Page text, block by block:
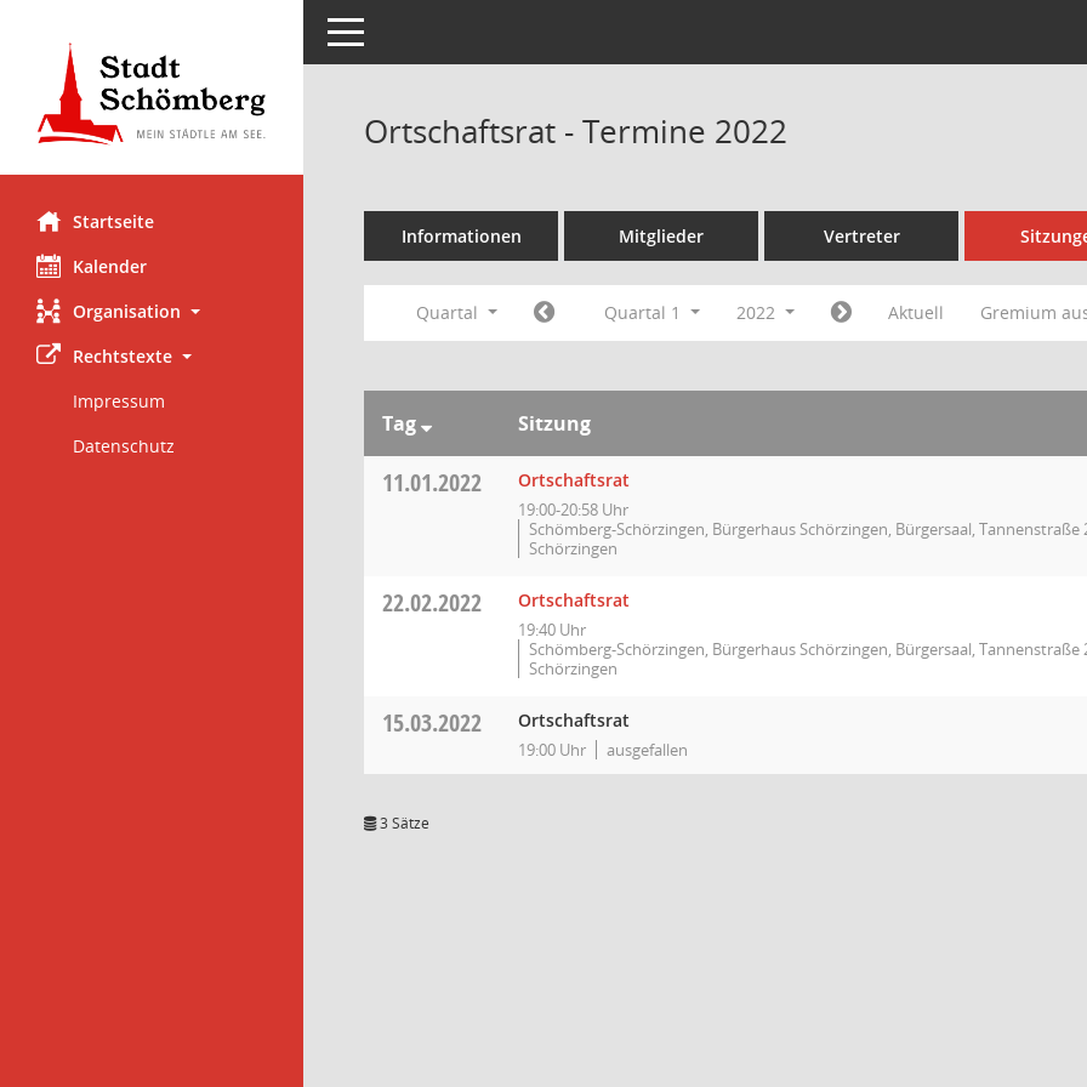
Startseite
Kalender
Organisation
Rechtstexte
Impressum
Datenschutz
Toggle navigation
Ortschaftsrat - Termine 2022
Informationen Mitglieder Vertreter
Quartal Quartal 1 2022 Aktuell Gremium
Tag Sitzung
11.01.2022 Ortschaftsrat
19:00-20:58 Uhr
Schömberg-Schörzingen, Bürgerhaus Schörzingen, Bürgersaal, Tannenstraße
Schörzingen
22.02.2022 Ortschaftsrat
19:40 Uhr
Schömberg-Schörzingen, Bürgerhaus Schörzingen, Bürgersaal, Tannenstraße
Schörzingen
15.03.2022 Ortschaftsrat
19:00 Uhr ausgefallen
3 Sätze